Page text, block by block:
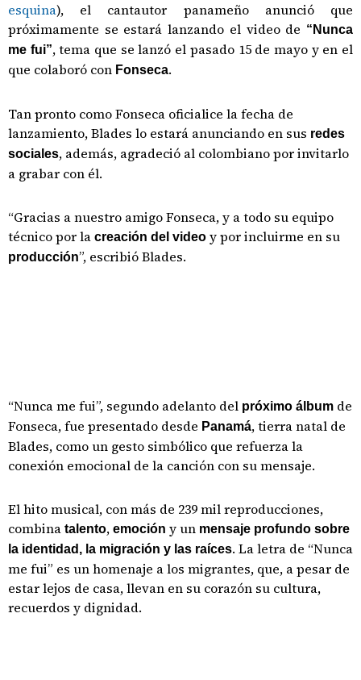
esquina), el cantautor panameño anunció que
próximamente se estará lanzando el video de “Nunca
me fui”, tema que se lanzó el pasado 15 de mayo y en el
que colaboró con Fonseca.
Tan pronto como Fonseca oficialice la fecha de
lanzamiento, Blades lo estará anunciando en sus redes
sociales, además, agradeció al colombiano por invitarlo
a grabar con él.
“Gracias a nuestro amigo Fonseca, y a todo su equipo
técnico por la creación del video y por incluirme en su
producción”, escribió Blades.
“Nunca me fui”, segundo adelanto del próximo álbum de
Fonseca, fue presentado desde Panamá, tierra natal de
Blades, como un gesto simbólico que refuerza la
conexión emocional de la canción con su mensaje.
El hito musical, con más de 239 mil reproducciones,
combina talento, emoción y un mensaje profundo sobre
la identidad, la migración y las raíces. La letra de “Nunca
me fui” es un homenaje a los migrantes, que, a pesar de
estar lejos de casa, llevan en su corazón su cultura,
recuerdos y dignidad.